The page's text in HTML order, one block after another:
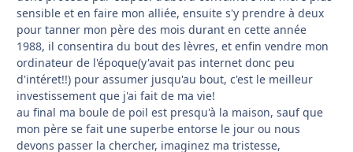
sensible et en faire mon alliée, ensuite s'y prendre à deux
pour tanner mon père des mois durant en cette année
1988, il consentira du bout des lèvres, et enfin vendre mon
ordinateur de l'époque(y'avait pas internet donc peu
d'intéret!!) pour assumer jusqu'au bout, c'est le meilleur
investissement que j'ai fait de ma vie!
au final ma boule de poil est presqu'à la maison, sauf que
mon père se fait une superbe entorse le jour ou nous
devons passer la chercher, imaginez ma tristesse,